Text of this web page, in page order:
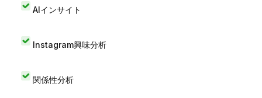
AIインサイト
Instagram興味分析
関係性分析